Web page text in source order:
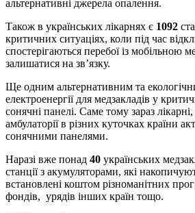
альтернативні джерела опалення.
Також в українських лікарнях є 1092
критичних ситуаціях, коли під час
спостерігаються перебої із мобільною
залишатися на зв’язку.
Ще одним альтернативним та
електроенергії для медзакладів у
сонячні панелі. Саме тому зараз лікарні,
амбулаторії в різних куточках країни
сонячними панелями.
Наразі вже понад 40 українських
станції з акумуляторами, які
встановлені коштом різноманітних
фондів, урядів інших країн тощо.